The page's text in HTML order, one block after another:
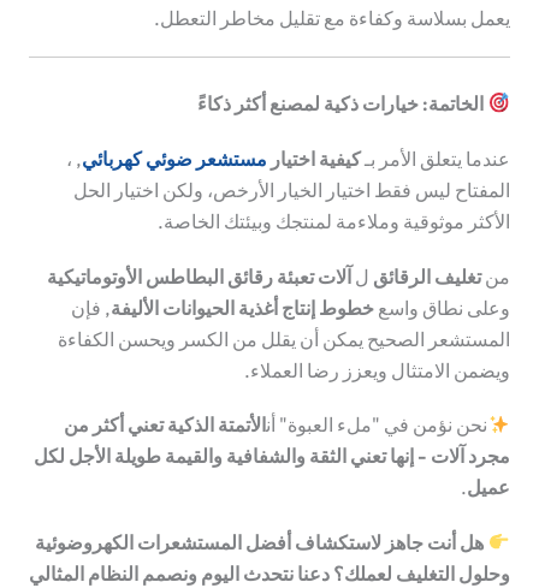
يعمل بسلاسة وكفاءة مع تقليل مخاطر التعطل.
الخاتمة: خيارات ذكية لمصنع أكثر ذكاءً
عندما يتعلق الأمر بـكيفية اختيار مستشعر ضوئي كهربائي, ،
المفتاح ليس فقط اختيار الخيار الأرخص، ولكن اختيار الحل
الأكثر موثوقية وملاءمة لمنتجك وبيئتك الخاصة.
منتغليف الرقائق ل آلات تعبئة رقائق البطاطس الأوتوماتيكية
وعلى نطاق واسع خطوط إنتاج أغذية الحيوانات الأليفة, فإن
المستشعر الصحيح يمكن أن يقلل من الكسر ويحسن الكفاءة
ويضمن الامتثال ويعزز رضا العملاء.
نحن نؤمن في "ملء العبوة" أنالأتمتة الذكية تعني أكثر من
مجرد آلات - إنها تعني الثقة والشفافية والقيمة طويلة الأجل لكل
عميل.
هل أنت جاهز لاستكشاف أفضل المستشعرات الكهروضوئية
وحلول التغليف لعملك؟ دعنا نتحدث اليوم ونصمم النظام المثالي